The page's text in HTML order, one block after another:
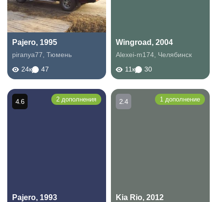
Pajero, 1995
piranya77 Тюмень
24к
47
Wingroad, 2004
Alexei-m174 Челябинск
11к
30
Pajero, 1993
4.6 2 дополнения
Kia Rio, 2012
2.4 1 дополнение